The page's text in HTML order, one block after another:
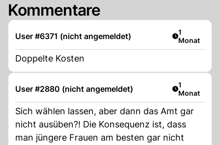
Kommentare
User #6371 (nicht angemeldet) Artikel
1
Monat
Doppelte Kosten
User #2880 (nicht angemeldet) Artikel
1
Monat
Sich wählen lassen, aber dann das Amt gar
nicht ausüben?! Die Konsequenz ist, dass
man jüngere Frauen am besten gar nicht